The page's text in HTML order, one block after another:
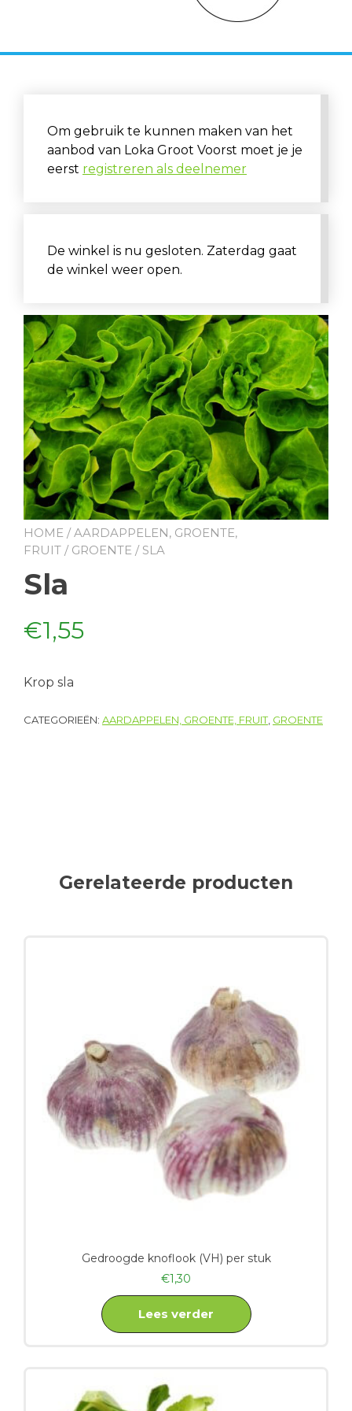
Om gebruik te kunnen maken van het
aanbod van Loka Groot Voorst moet je je
eerst registreren als deelnemer
De winkel is nu gesloten. Zaterdag gaat
de winkel weer open.
HOME /AARDAPPELEN, GROENTE,
FRUIT / GROENTE / SLA
Sla
€1,55
Krop sla
CATEGORIEËN: AARDAPPELEN, GROENTE, FRUIT, GROENTE
Gerelateerde producten
Gedroogde knoflook (VH) per stuk
€1,30
Lees verder